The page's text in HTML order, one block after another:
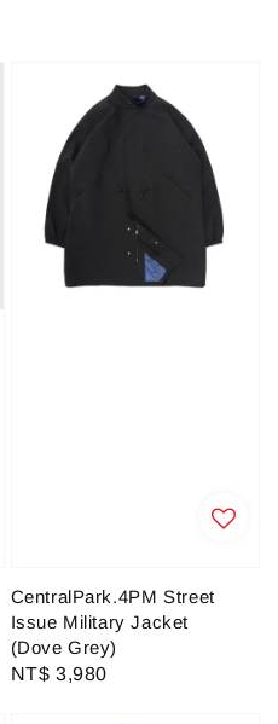
CentralPark.4PM Street
Issue Military Jacket
(Dove Grey)
Regular
NT$ 3,980